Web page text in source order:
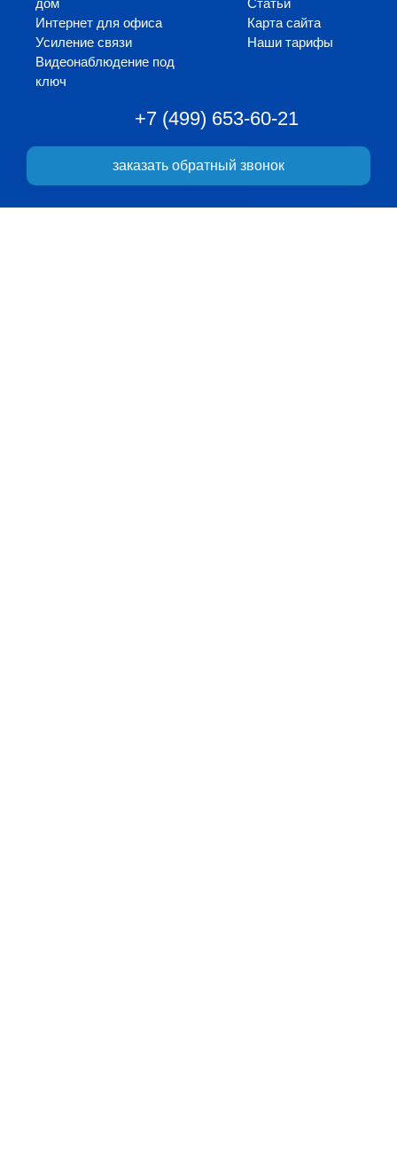
дом
Интернет для офиса
Усиление связи
Видеонаблюдение под
ключ
Статьи
Карта сайта
Наши тарифы
+7 (499) 653-60-21
заказать обратный звонок